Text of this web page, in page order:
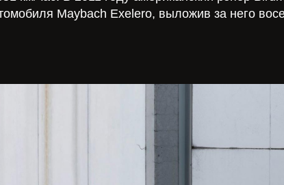
Maybach Exelero, выложив за него